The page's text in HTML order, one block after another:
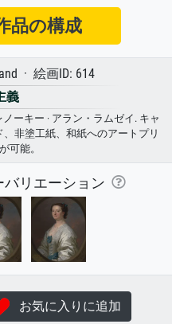
品の構成
· 絵画ID: 614
義
ーキー · アラン・ラムゼイ. キャ
非塗工紙、和紙へのアートプリ
可能。
バリエーション
お気に入りに追加